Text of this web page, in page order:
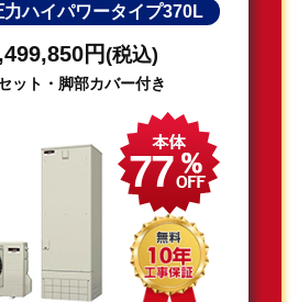
力ハイパワータイプ370L
円 (税込)
ット・脚部カバー付き
77